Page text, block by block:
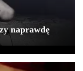
naprawdę